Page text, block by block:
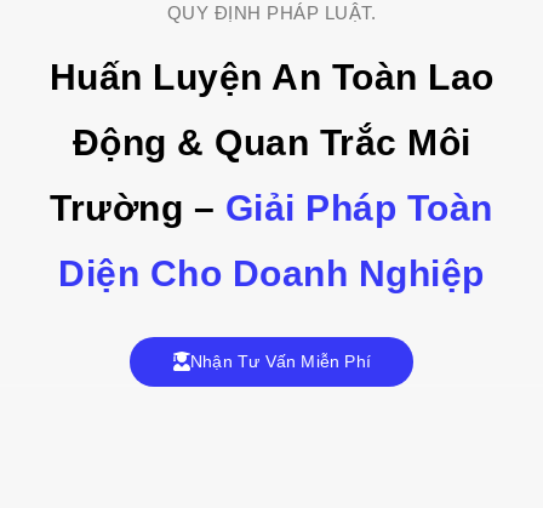
QUY ĐỊNH PHÁP LUẬT.
Huấn Luyện An Toàn Lao
Động & Quan Trắc Môi
Trường – Giải Pháp Toàn
Diện Cho Doanh Nghiệp
Nhận Tư Vấn Miễn Phí